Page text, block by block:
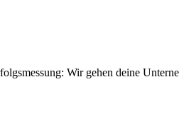
Wir gehen deine